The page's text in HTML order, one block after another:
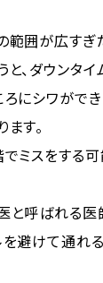
範囲が広すぎ
、ダウンタ
にシワがで
す。
でミスをする
と呼ばれる
避けて通れる